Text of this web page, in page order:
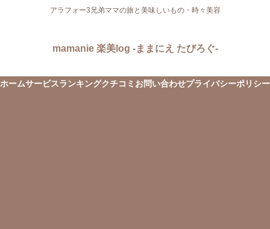
アラフォー3兄弟ママの旅と美味しいもの・時々美容
mamanie 楽美log -ままにえ たびろぐ-
ホームサービスランキングクチコミ お問い合わせプライバシーポリシー